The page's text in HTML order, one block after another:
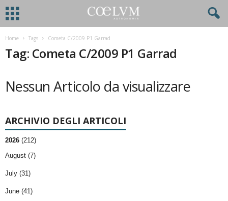
Home Tags Cometa C/2009 P1 Garrad
Tag: Cometa C/2009 P1 Garrad
Nessun Articolo da visualizzare
ARCHIVIO DEGLI ARTICOLI
2026 (212)
August (7)
July (31)
June (41)